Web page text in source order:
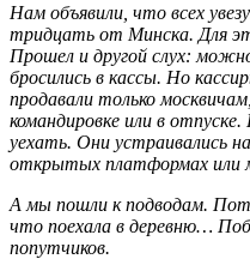
Нам объявили, что всех
тридцать от Минска. Для
Прошел и другой слух:
бросились в кассы. Но
продавали только
командировке или в
уехать. Они устраивались
открытых платформах или
А мы пошли к подводам.
что поехала в деревню…
попутчиков.